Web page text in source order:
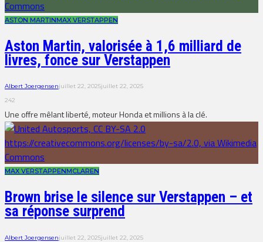
ASTON MARTINMAX VERSTAPPEN
Aston Martin, valorisée à 1,6 milliard de
livres, fonce sur Verstappen
Albert Joergensenjuillet 22, 2025juillet 22, 2025
242
Une offre mêlant liberté, moteur Honda et millions à la clé.
MAX VERSTAPPENMCLAREN
Brown brise le silence sur Verstappen – et
sa réponse surprend
Albert Joergensenjuillet 22, 2025juillet 22, 2025